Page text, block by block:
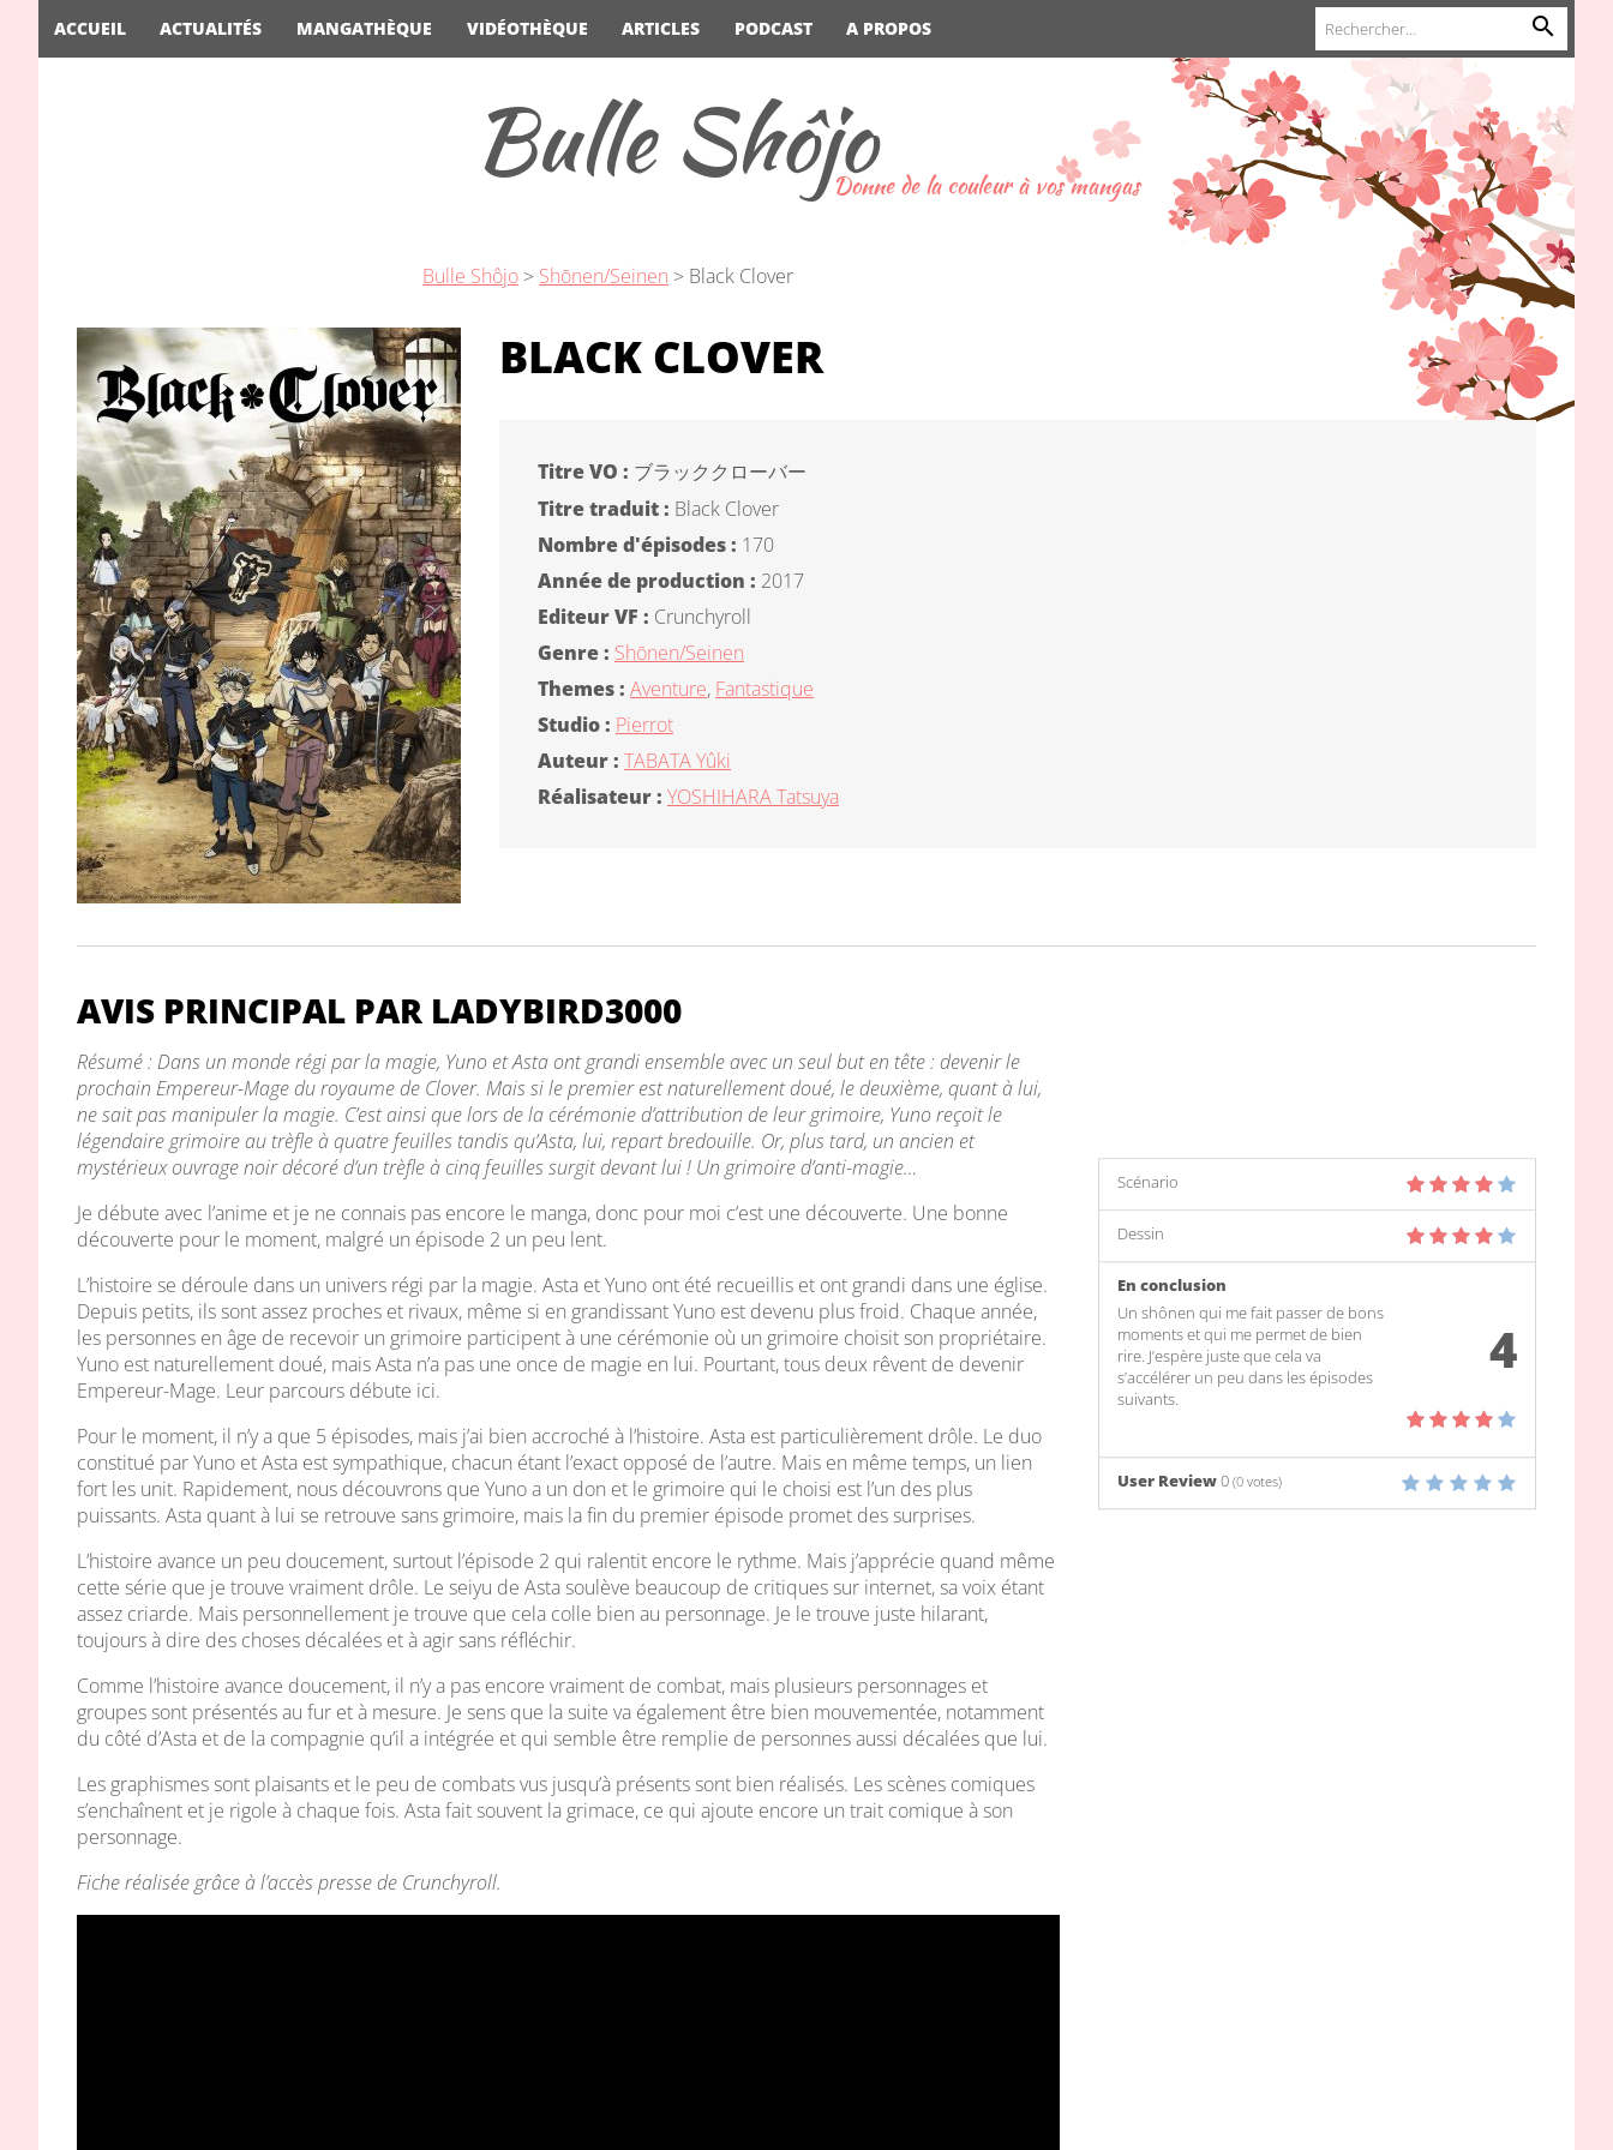
Bulle ShôjoDonne de la couleur à vos mangas
ACCUEIL ACTUALITÉS MANGATHÈQUE VIDÉOTHÈQUE ARTICLES PODCAST A PROPOS
Bulle Shôjo > Shōnen/Seinen > Black Clover
BLACK CLOVER
Titre VO : ブラッククローバー
Titre traduit : Black Clover
Nombre d'épisodes : 170
Année de production : 2017
Editeur VF : Crunchyroll
Genre : Shōnen/Seinen
Themes : Aventure, Fantastique
Studio : Pierrot
Auteur : TABATA Yûki
Réalisateur : YOSHIHARA Tatsuya
AVIS PRINCIPAL PAR LADYBIRD3000
Résumé : Dans un monde régi par la magie, Yuno et Asta ont grandi ensemble avec un seul but en tête : devenir le
prochain Empereur-Mage du royaume de Clover. Mais si le premier est naturellement doué, le deuxième, quant à lui,
ne sait pas manipuler la magie. C’est ainsi que lors de la cérémonie d’attribution de leur grimoire, Yuno reçoit le
légendaire grimoire au trèfle à quatre feuilles tandis qu’Asta, lui, repart bredouille. Or, plus tard, un ancien et
mystérieux ouvrage noir décoré d’un trèfle à cinq feuilles surgit devant lui ! Un grimoire d’anti-magie…
Je débute avec l’anime et je ne connais pas encore le manga, donc pour moi c’est une découverte. Une bonne
découverte pour le moment, malgré un épisode 2 un peu lent.
L’histoire se déroule dans un univers régi par la magie. Asta et Yuno ont été recueillis et ont grandi dans une église.
Depuis petits, ils sont assez proches et rivaux, même si en grandissant Yuno est devenu plus froid. Chaque année,
les personnes en âge de recevoir un grimoire participent à une cérémonie où un grimoire choisit son propriétaire.
Yuno est naturellement doué, mais Asta n’a pas une once de magie en lui. Pourtant, tous deux rêvent de devenir
Empereur-Mage. Leur parcours débute ici.
Pour le moment, il n’y a que 5 épisodes, mais j’ai bien accroché à l’histoire. Asta est particulièrement drôle. Le duo
constitué par Yuno et Asta est sympathique, chacun étant l’exact opposé de l’autre. Mais en même temps, un lien
fort les unit. Rapidement, nous découvrons que Yuno a un don et le grimoire qui le choisi est l’un des plus
puissants. Asta quant à lui se retrouve sans grimoire, mais la fin du premier épisode promet des surprises.
L’histoire avance un peu doucement, surtout l’épisode 2 qui ralentit encore le rythme. Mais j’apprécie quand même
cette série que je trouve vraiment drôle. Le seiyu de Asta soulève beaucoup de critiques sur internet, sa voix étant
assez criarde. Mais personnellement je trouve que cela colle bien au personnage. Je le trouve juste hilarant,
toujours à dire des choses décalées et à agir sans réfléchir.
Comme l’histoire avance doucement, il n’y a pas encore vraiment de combat, mais plusieurs personnages et
groupes sont présentés au fur et à mesure. Je sens que la suite va également être bien mouvementée, notamment
du côté d’Asta et de la compagnie qu’il a intégrée et qui semble être remplie de personnes aussi décalées que lui.
Les graphismes sont plaisants et le peu de combats vus jusqu’à présents sont bien réalisés. Les scènes comiques
s’enchaînent et je rigole à chaque fois. Asta fait souvent la grimace, ce qui ajoute encore un trait comique à son
personnage.
Fiche réalisée grâce à l’accès presse de Crunchyroll.
Scénario
Dessin
4
En conclusion
Un shônen qui me fait passer de bons
moments et qui me permet de bien
rire. J’espère juste que cela va
s’accélérer un peu dans les épisodes
suivants.
User Review0 (0 votes)